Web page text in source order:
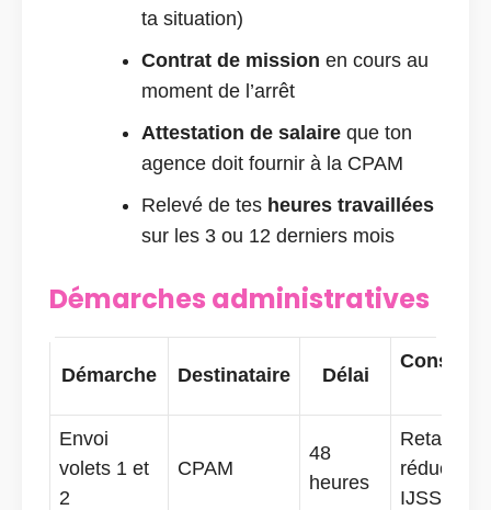
ta situation)
Contrat de mission en cours au
moment de l’arrêt
Attestation de salaire que ton
agence doit fournir à la CPAM
Relevé de tes heures travaillées
sur les 3 ou 12 derniers mois
Démarches administratives
Démarche Destinataire Délai
Envoi
volets 1 et
2
CPAM
48
heures
Retard ou
réduction
IJSS